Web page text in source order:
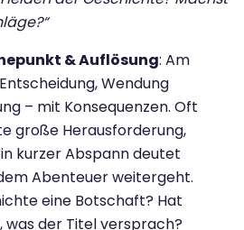
& Auflösung: Am
Wendung
– mit Konsequenzen. Oft
große Herausforderung,
kurzer Abspann deutet
Abenteuer weitergeht.
eine Botschaft? Hat
was der Titel versprach?